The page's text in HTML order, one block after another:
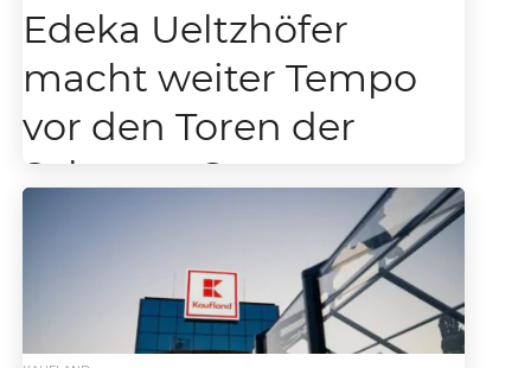
Edeka Ueltzhöfer
macht weiter Tempo
vor den Toren der
Schwarz-Gruppe
Oedheim bei Heilbronn bekommt ein neues
Herz – und es schlägt bei Edeka Was in
Oedheim lange diskutiert, geplant und teils